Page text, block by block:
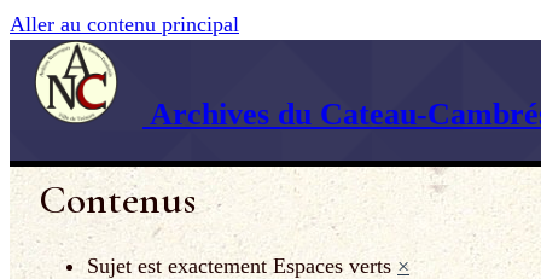
Aller au contenu principal
Archives du Cateau-
Contenus
Sujet est exactement Espaces verts ×